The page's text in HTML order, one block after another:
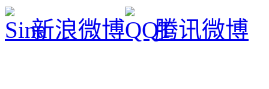
新浪微博 腾讯微博